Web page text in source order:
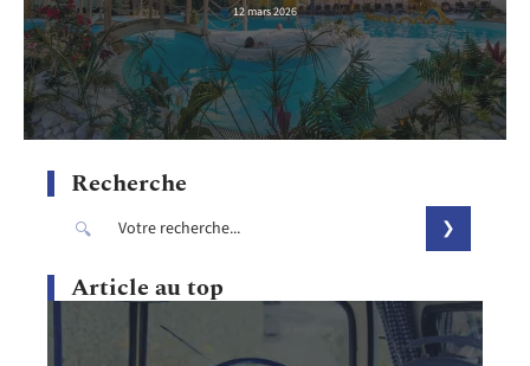
12 mars 2026
Recherche
Article au top